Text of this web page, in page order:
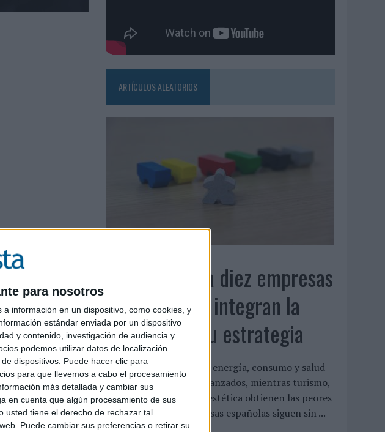
para nosotros
información en un dispositivo, como cookies, y
estándar enviada por un dispositivo
y contenido, investigación de audiencia y
podemos utilizar datos de localización
dispositivos. Puede hacer clic para
para que llevemos a cabo el procesamiento
más detallada y cambiar sus
en cuenta que algún procesamiento de sus
usted tiene el derecho de rechazar tal
Puede cambiar sus preferencias o retirar su
ARTÍCULOS ALEATORIOS
Siete de cada diez empresas
españolas no integran la
infancia en su estrategia
El estudio concluye que energía, consumo y salud
son los sectores más avanzados, mientras turismo,
tecnología y gaming o estética obtienen las peores
valoraciones Las empresas españolas siguen sin ...